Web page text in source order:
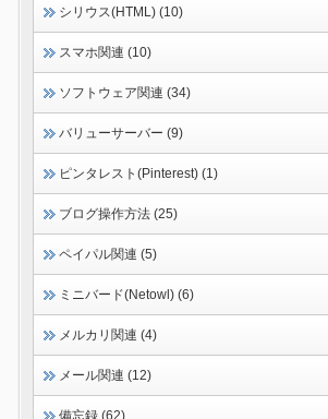
シリウス(HTML) (10)
スマホ関連 (10)
ソフトウェア関連 (34)
バリューサーバー (9)
ピンタレスト(Pinterest) (1)
ブログ操作方法 (25)
ペイパル関連 (5)
ミニバード(Netowl) (6)
メルカリ関連 (4)
メール関連 (12)
備忘録 (62)